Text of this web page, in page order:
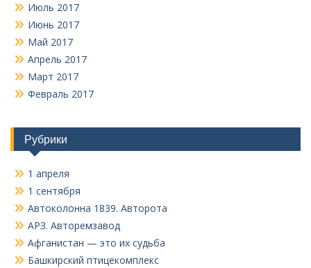
Июль 2017
Июнь 2017
Май 2017
Апрель 2017
Март 2017
Февраль 2017
Рубрики
1 апреля
1 сентября
Автоколонна 1839. Авторота
АРЗ. Авторемзавод
Афганистан — это их судьба
Башкирский птицекомплекс